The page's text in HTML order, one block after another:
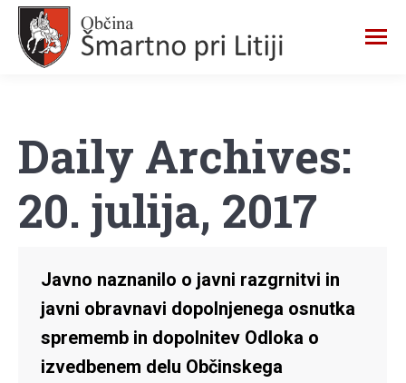
Daily Archives:
20. julija, 2017
Javno naznanilo o javni razgrnitvi in
javni obravnavi dopolnjenega osnutka
sprememb in dopolnitev Odloka o
izvedbenem delu Občinskega